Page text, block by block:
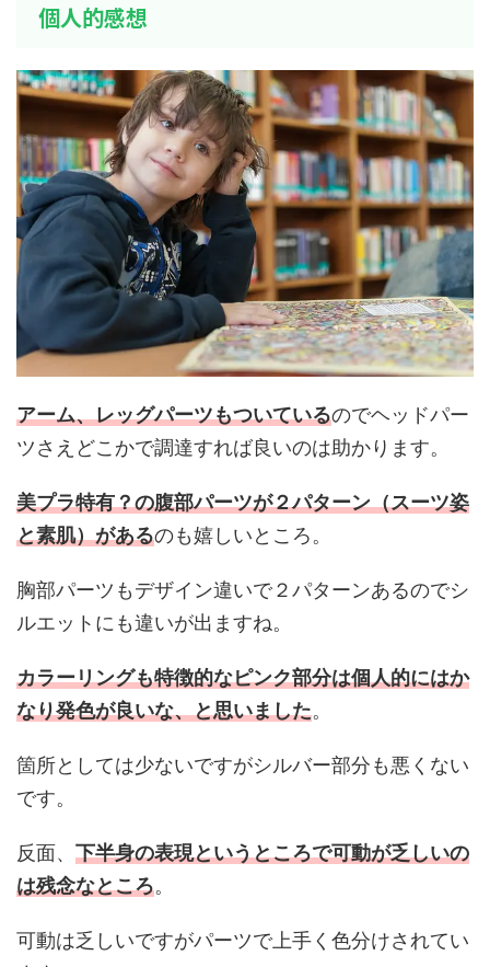
個人的感想
アーム、レッグパーツもついているのでヘッドパー
ツさえどこかで調達すれば良いのは助かります。
美プラ特有？の腹部パーツが２パターン（スーツ姿
と素肌）があるのも嬉しいところ。
胸部パーツもデザイン違いで２パターンあるのでシ
ルエットにも違いが出ますね。
カラーリングも特徴的なピンク部分は個人的にはか
なり発色が良いな、と思いました。
箇所としては少ないですがシルバー部分も悪くない
です。
反面、 下半身の表現というところで可動が乏しいの
は残念なところ。
可動は乏しいですがパーツで上手く色分けされてい